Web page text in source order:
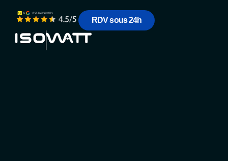
RDV sous 24h